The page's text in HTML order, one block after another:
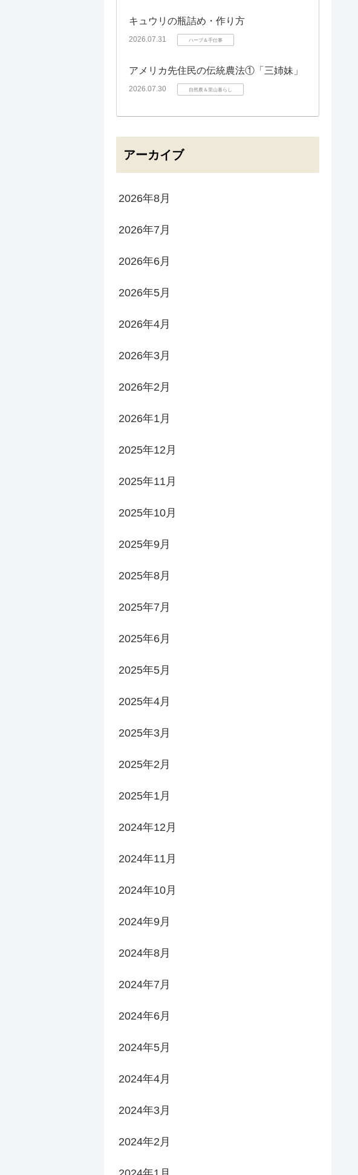
キュウリの瓶詰め・作り方
2026.07.31 ハーブ＆手仕事
アメリカ先住民の伝統農法①「三姉妹」
2026.07.30 自然農＆里山暮らし
アーカイブ
2026年8月
2026年7月
2026年6月
2026年5月
2026年4月
2026年3月
2026年2月
2026年1月
2025年12月
2025年11月
2025年10月
2025年9月
2025年8月
2025年7月
2025年6月
2025年5月
2025年4月
2025年3月
2025年2月
2025年1月
2024年12月
2024年11月
2024年10月
2024年9月
2024年8月
2024年7月
2024年6月
2024年5月
2024年4月
2024年3月
2024年2月